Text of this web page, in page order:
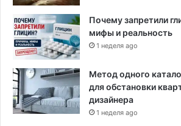
Почему запретили
мифы и реальность
1 неделя ago
Метод одного
для обстановки
дизайнера
1 неделя ago